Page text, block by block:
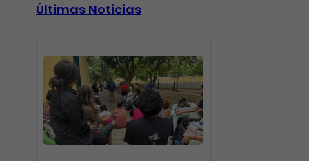
Últimas Noticias